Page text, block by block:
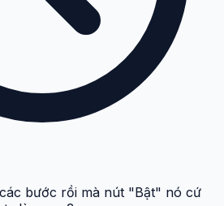
bước rồi mà nút "Bật" nó cứ